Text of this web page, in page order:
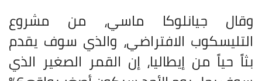
وقال جيانلوكا ماسي، من مشروع
التليسكوب الافتراضي، والذي سوف يقدم
بثاً حياً من إيطاليا، إن القمر الصغير الذي